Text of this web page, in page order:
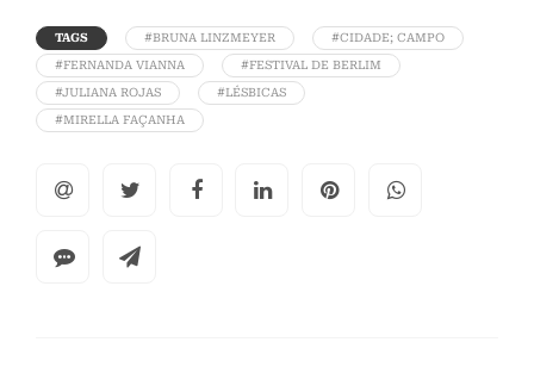
TAGS #BRUNA LINZMEYER #CIDADE; CAMPO
#FERNANDA VIANNA #FESTIVAL DE BERLIM
#JULIANA ROJAS #LÉSBICAS
#MIRELLA FAÇANHA